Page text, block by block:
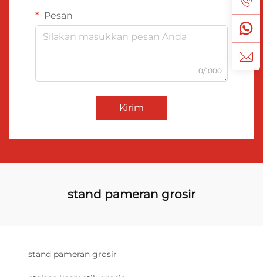
Pesan
0/1000
Kirim
stand pameran grosir
stand pameran grosir